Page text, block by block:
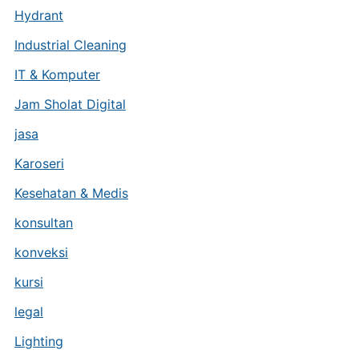
Hydrant
Industrial Cleaning
IT & Komputer
Jam Sholat Digital
jasa
Karoseri
Kesehatan & Medis
konsultan
konveksi
kursi
legal
Lighting